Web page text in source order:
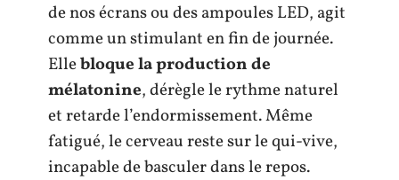
de nos écrans ou des ampoules LED, agit
comme un stimulant en fin de journée.
Ellebloque la production de
mélatonine, dérègle le rythme naturel
et retarde l’endormissement. Même
fatigué, le cerveau reste sur le qui-vive,
incapable de basculer dans le repos.